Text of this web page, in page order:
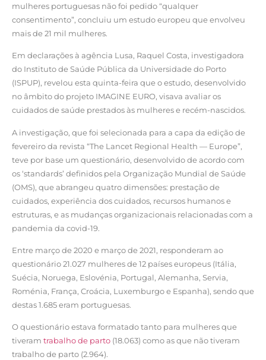
mulheres portuguesas não foi pedido “qualquer
consentimento”, concluiu um estudo europeu que envolveu
mais de 21 mil mulheres.
Em declarações à agência Lusa, Raquel Costa, investigadora
do Instituto de Saúde Pública da Universidade do Porto
(ISPUP), revelou esta quinta-feira que o estudo, desenvolvido
no âmbito do projeto IMAGINE EURO, visava avaliar os
cuidados de saúde prestados às mulheres e recém-nascidos.
A investigação, que foi selecionada para a capa da edição de
fevereiro da revista “The Lancet Regional Health — Europe”,
teve por base um questionário, desenvolvido de acordo com
os ‘standards’ definidos pela Organização Mundial de Saúde
(OMS), que abrangeu quatro dimensões: prestação de
cuidados, experiência dos cuidados, recursos humanos e
estruturas, e as mudanças organizacionais relacionadas com a
pandemia da covid-19.
Entre março de 2020 e março de 2021, responderam ao
questionário 21.027 mulheres de 12 países europeus (Itália,
Suécia, Noruega, Eslovénia, Portugal, Alemanha, Servia,
Roménia, França, Croácia, Luxemburgo e Espanha), sendo que
destas 1.685 eram portuguesas.
O questionário estava formatado tanto para mulheres que
tiveram trabalho de parto (18.063) como as que não tiveram
trabalho de parto (2.964).